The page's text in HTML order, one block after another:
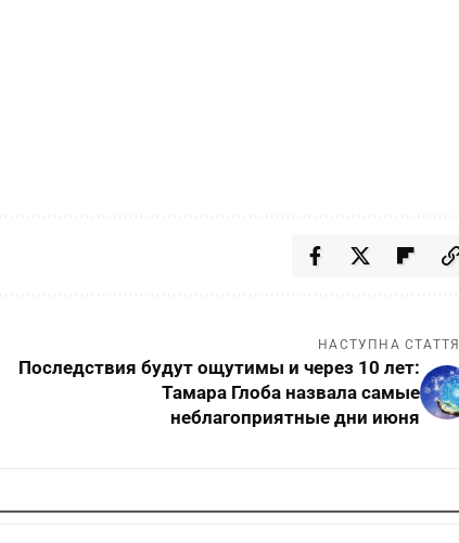
НАСТУПНА СТАТТЯ
Последствия будут ощутимы и через 10 лет:
Тамара Глоба назвала самые
неблагоприятные дни июня